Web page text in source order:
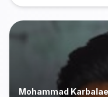
Mohammad